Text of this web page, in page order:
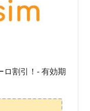
ロ割引！- 有効期